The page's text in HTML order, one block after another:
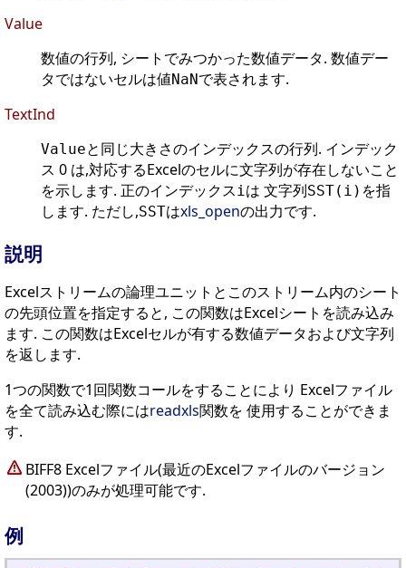
Value
数値の行列, シートでみつかった数値データ. 数値デー
タではないセルは値NaN で表されます.
TextInd
Valueと同じ大きさのインデックスの行列. インデック
ス 0 は,対応するExcelのセルに文字列が存在しないこと
を示します. 正のインデックスiは 文字列SST(i) を指
します. ただし,SSTはxls_openの出力です.
説明
Excelストリームの論理ユニットとこのストリーム内のシート
の先頭位置を指定すると, この関数はExcelシートを読み込み
ます. この関数はExcelセルが有する数値データおよび文字列
を返します.
1つの関数で1回関数コールをすることにより Excelファイル
を全て読み込む際にはreadxls関数を 使用することができま
す.
BIFF8 Excelファイル(最近のExcelファイルのバージョン
(2003))のみが処理可能です.
例